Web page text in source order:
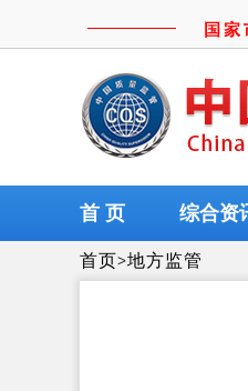
首 页 综合资
首页>地方监管